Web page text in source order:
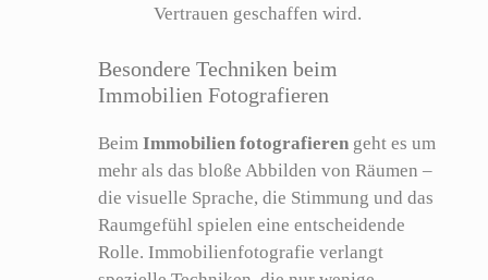
Vertrauen geschaffen wird.
Besondere Techniken beim
Immobilien Fotografieren
Beim Immobilien fotografieren geht es um
mehr als das bloße Abbilden von Räumen –
die visuelle Sprache, die Stimmung und das
Raumgefühl spielen eine entscheidende
Rolle. Immobilienfotografie verlangt